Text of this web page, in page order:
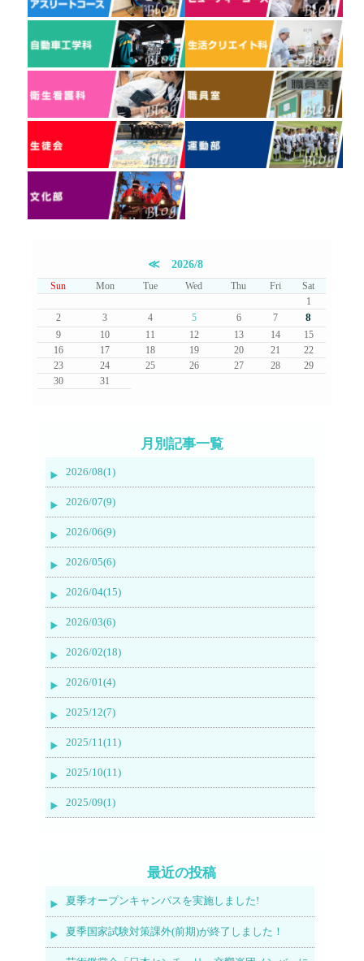
≪ 2026/8
Sun Mon Tue Wed Thu Fri
Sat
1
2
3 4 5 6 7 8
9 10 11 12 13 14
15
16
17 18 19 20 21
22
23
24 25 26 27 28
29
30
31
月別記事一覧
2026/08(1)
2026/07(9)
2026/06(9)
2026/05(6)
2026/04(15)
2026/03(6)
2026/02(18)
2026/01(4)
2025/12(7)
2025/11(11)
2025/10(11)
2025/09(1)
最近の投稿
夏季オープンキャンパスを実施しました!
夏季国家試験対策課外(前期)が終了しました！